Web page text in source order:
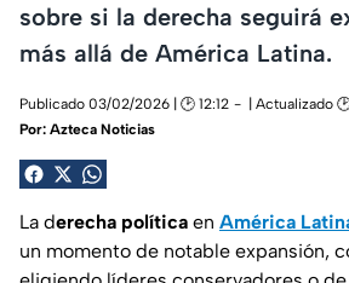
sobre si la derecha seguirá
más allá de América Latina.
Publicado 03/02/2026 | 🕑 12:12
| Actualizado
Por: Azteca Noticias
La derecha política en América
un momento de notable expansión,